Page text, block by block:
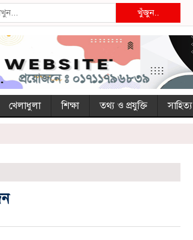
খুঁজুন..
খেলাধুলা শিক্ষা তথ্য ও প্রযুক্তি সাহিত্য